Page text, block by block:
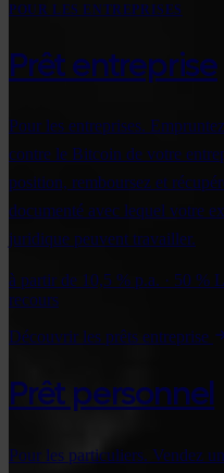
POUR LES ENTREPRISES
Prêt entreprise
Pour les entreprises.
contre le Bitcoin de votre
position, remboursez et
documenté avec lequel votre
juridique peuvent travailler.
à partir de 10,5 % p.a. · 50 %
recours
Découvrir les prêts entreprise
Prêt personnel
Pour les particuliers. Vendez